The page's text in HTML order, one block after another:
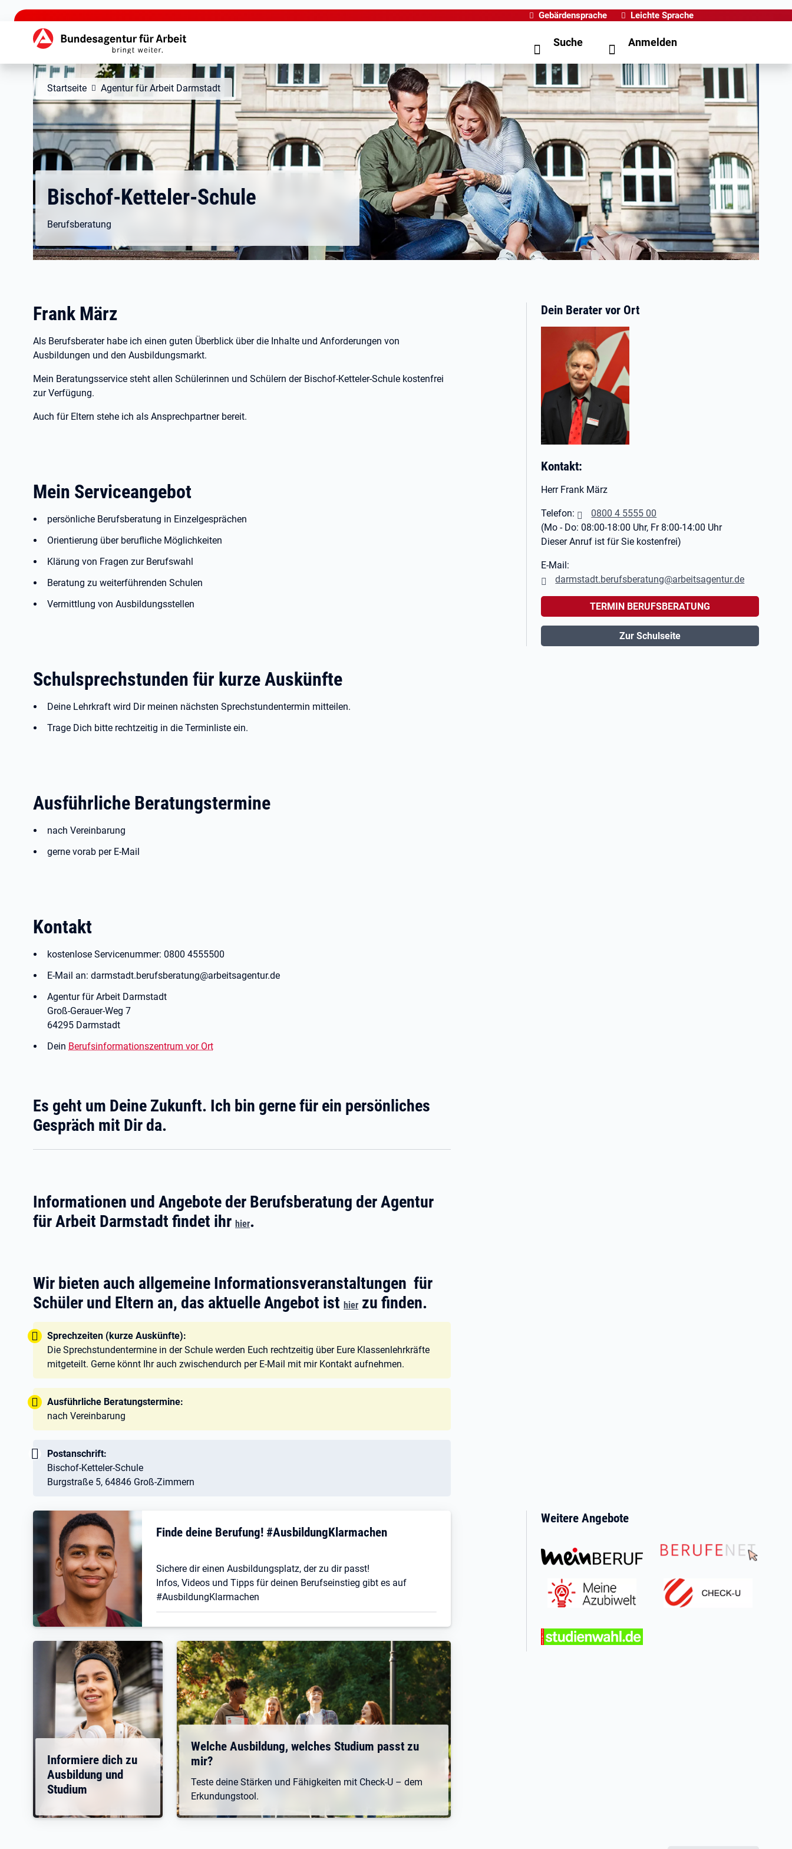
zu den Hauptinhalten springen
Gebärdensprache Leichte Sprache
Hauptnavigation Suche Anmelden
Startseite Agentur für Arbeit Darmstadt
Bischof-Ketteler-Schule
Berufsberatung
Frank März
Als Berufsberater habe ich einen guten Überblick über die Inhalte und Anforderungen von
Ausbildungen und den Ausbildungsmarkt.
Mein Beratungsservice steht allen Schülerinnen und Schülern der Bischof-Ketteler-Schule kostenfrei
zur Verfügung.
Auch für Eltern stehe ich als Ansprechpartner bereit.
Mein Serviceangebot
persönliche Berufsberatung in Einzelgesprächen
Orientierung über berufliche Möglichkeiten
Klärung von Fragen zur Berufswahl
Beratung zu weiterführenden Schulen
Vermittlung von Ausbildungsstellen
Schulsprechstunden für kurze Auskünfte
Deine Lehrkraft wird Dir meinen nächsten Sprechstundentermin mitteilen.
Trage Dich bitte rechtzeitig in die Terminliste ein.
Ausführliche Beratungstermine
nach Vereinbarung
gerne vorab per E-Mail
Kontakt
kostenlose Servicenummer: 0800 4555500
E-Mail an: darmstadt.berufsberatung@arbeitsagentur.de
Agentur für Arbeit Darmstadt
Groß-Gerauer-Weg 7
64295 Darmstadt
Dein Berufsinformationszentrum vor Ort
Es geht um Deine Zukunft. Ich bin gerne für ein persönliches
Gespräch mit Dir da.
Informationen und Angebote der Berufsberatung der Agentur
für Arbeit Darmstadt findet ihr hier.
Wir bieten auch allgemeine Informationsveranstaltungen für
Schüler und Eltern an, das aktuelle Angebot ist hier zu finden.
Tipp:
Sprechzeiten (kurze Auskünfte):
Die Sprechstundentermine in der Schule werden Euch rechtzeitig über Eure Klassenlehrkräfte
mitgeteilt. Gerne könnt Ihr auch zwischendurch per E-Mail mit mir Kontakt aufnehmen.
Tipp:
Ausführliche Beratungstermine:
nach Vereinbarung
Wichtig:
Postanschrift:
Bischof-Ketteler-Schule
Burgstraße 5, 64846 Groß-Zimmern
Dein Berater vor Ort
Kontakt:
Herr Frank März
Telefon:
0800 4 5555 00
(Mo - Do: 08:00-18:00 Uhr, Fr 8:00-14:00 Uhr
Dieser Anruf ist für Sie kostenfrei)
E-Mail:
darmstadt.berufsberatung@arbeitsagentur.de
TERMIN BERUFSBERATUNG
Zur Schulseite
Finde deine Berufung! #AusbildungKlarmachen
Sichere dir einen Ausbildungsplatz, der zu dir passt!
Infos, Videos und Tipps für deinen Berufseinstieg gibt es auf
#AusbildungKlarmachen
Informiere dich zu
Ausbildung und
Studium
Welche Ausbildung, welches Studium passt zu
mir?
Teste deine Stärken und Fähigkeiten mit Check-U – dem
Erkundungstool.
Weitere Angebote